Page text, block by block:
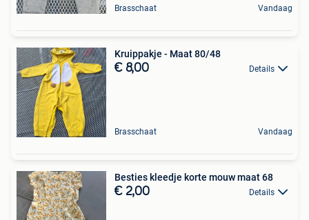
Brasschaat Vandaag
Kruippakje - Maat 80/48
€ 8,00 Details
Brasschaat Vandaag
Besties kleedje korte mouw maat 68
€ 2,00 Details